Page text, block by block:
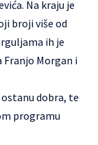
Na kraju je
broji više od
ih je
Morgan i
dobra, te
programu